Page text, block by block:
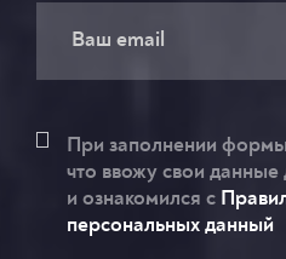
При заполнении
что ввожу свои
и ознакомился c
персональных данный